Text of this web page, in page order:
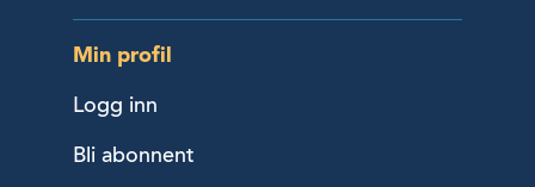
Min profil
Logg inn
Bli abonnent